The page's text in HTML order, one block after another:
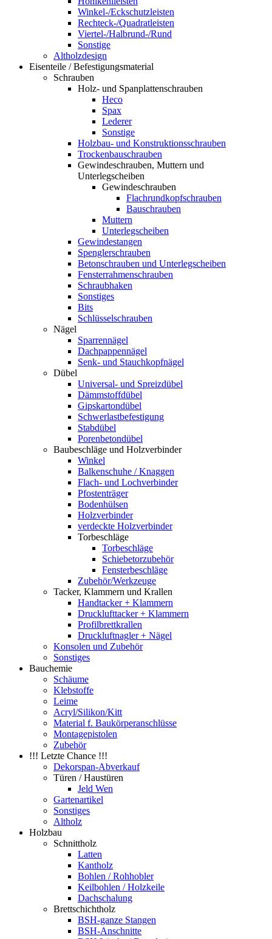
Winkel-/Eckschutzleisten
Rechteck-/Quadratleisten
Viertel-/Halbrund-/Rund
Sonstige
Altholzdesign
Eisenteile / Befestigungsmaterial
Schrauben
Holz- und Spanplattenschrauben
Heco
Spax
Lederer
Sonstige
Holzbau- und Konstruktionsschrauben
Trockenbauschrauben
Gewindeschrauben, Muttern und
Unterlegscheiben
Gewindeschrauben
Flachrundkopfschrauben
Bauschrauben
Muttern
Unterlegscheiben
Gewindestangen
Spenglerschrauben
Betonschrauben und Unterlegscheiben
Fensterrahmenschrauben
Schraubhaken
Sonstiges
Bits
Schlüsselschrauben
Nägel
Sparrennägel
Dachpappennägel
Senk- und Stauchkopfnägel
Dübel
Universal- und Spreizdübel
Dämmstoffdübel
Gipskartondübel
Schwerlastbefestigung
Stabdübel
Porenbetondübel
Baubeschläge und Holzverbinder
Winkel
Balkenschuhe / Knaggen
Flach- und Lochverbinder
Pfostenträger
Bodenhülsen
Holzverbinder
verdeckte Holzverbinder
Torbeschläge
Torbeschläge
Schiebetorzubehör
Fensterbeschläge
Zubehör/Werkzeuge
Tacker, Klammern und Krallen
Handtacker + Klammern
Drucklufttacker + Klammern
Profilbrettkrallen
Druckluftnagler + Nägel
Konsolen und Zubehör
Sonstiges
Bauchemie
Schäume
Klebstoffe
Leime
Acryl/Silikon/Kitt
Material f. Baukörperanschlüsse
Montagepistolen
Zubehör
!!! Letzte Chance !!!
Dekorspan-Abverkauf
Türen / Haustüren
Jeld Wen
Gartenartikel
Sonstiges
Altholz
Holzbau
Schnittholz
Latten
Kantholz
Bohlen / Rohhobler
Keilbohlen / Holzkeile
Dachschalung
Brettschichtholz
BSH-ganze Stangen
BSH-Anschnitte